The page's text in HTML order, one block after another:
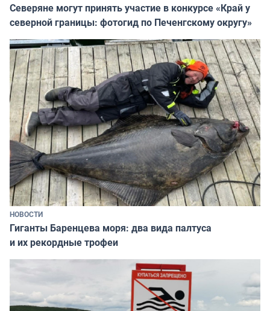
Северяне могут принять участие в конкурсе «Край у
северной границы: фотогид по Печенгскому округу»
НОВОСТИ
Гиганты Баренцева моря: два вида палтуса
и их рекордные трофеи